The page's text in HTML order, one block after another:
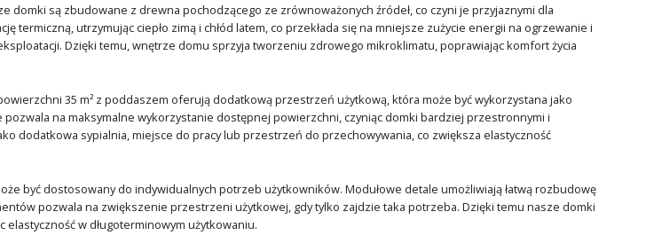
domki są zbudowane z drewna pochodzącego ze zrównoważonych źródeł, co czyni je przyjaznymi dla
termiczną, utrzymując ciepło zimą i chłód latem, co przekłada się na mniejsze zużycie energii na ogrzewanie i
Dzięki temu, wnętrze domu sprzyja tworzeniu zdrowego mikroklimatu, poprawiając komfort życia
35 m² z poddaszem oferują dodatkową przestrzeń użytkową, która może być wykorzystana jako
na maksymalne wykorzystanie dostępnej powierzchni, czyniąc domki bardziej przestronnymi i
dodatkowa sypialnia, miejsce do pracy lub przestrzeń do przechowywania, co zwiększa elastyczność
być dostosowany do indywidualnych potrzeb użytkowników. Modułowe detale umożliwiają łatwą rozbudowę
pozwala na zwiększenie przestrzeni użytkowej, gdy tylko zajdzie taka potrzeba. Dzięki temu nasze domki
elastyczność w długoterminowym użytkowaniu.